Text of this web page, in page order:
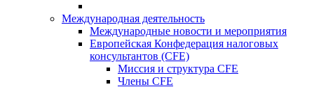
Международная деятельность
Международные новости и мероприятия
Европейская Конфедерация налоговых
консультантов (CFE)
Миссия и структура CFE
Члены CFE